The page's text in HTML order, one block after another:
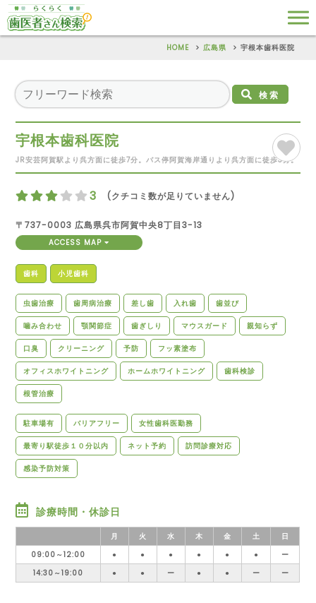
HOME 広島県 宇根本歯科医院
検索
宇根本歯科医院
JR安芸阿賀駅より呉方面に徒歩7分。バス停阿賀海岸通りより呉方面に徒歩3分。
3 (クチコミ数が足りていません)
〒737-0003 広島県呉市阿賀中央8丁目3-13
ACCESS MAP
歯科 小児歯科
虫歯治療 歯周病治療 差し歯 入れ歯 歯並び
噛み合わせ 顎関節症 歯ぎしり マウスガード 親知らず
口臭 クリーニング 予防 フッ素塗布
オフィスホワイトニング ホームホワイトニング 歯科検診
根管治療
駐車場有 バリアフリー 女性歯科医勤務
最寄り駅徒歩１０分以内 ネット予約 訪問診療対応
感染予防対策
診療時間・休診日
月 火 水 木 金 土
日
09:00～12:00
● ● ● ● ● ●
ー
14:30～19:00
● ● ー ● ● ー ー